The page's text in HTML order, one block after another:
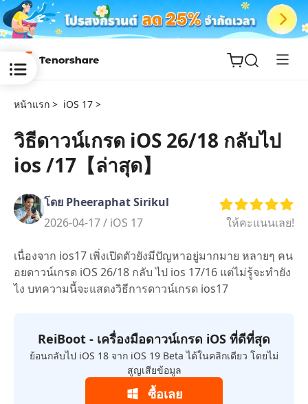
ReiBoot
Tenorshare
New
iAnyGo
หน้าแรก > iOS 17 >
วิธีดาวน์เกรด iOS 26/18 กลับไป
ios /17【ล่าสุด】
โดย Pheeraphat Sirikul
2026-04-17 / iOS 17 ให้คะแนนเลย!
เนื่องจาก ios17 เพิ่งเปิดตัวยังมีปัญหาอยู่มากมาย หลายๆ คน
อยดาวน์เกรด iOS 26/18 กลับ ไป ios 17/16 แต่ไม่รู้จะทำยัง
ไง บทความนี้จะแสดงวิธีการดาวน์เกรด ios17
ReiBoot - เครื่องมือดาวน์เกรด iOS ที่ดีที่สุด
ย้อนกลับไป iOS 18 จาก iOS 19 Beta ได้ในคลิกเดียว โดยไม่
สูญเสียข้อมูล
ซื้อเลย